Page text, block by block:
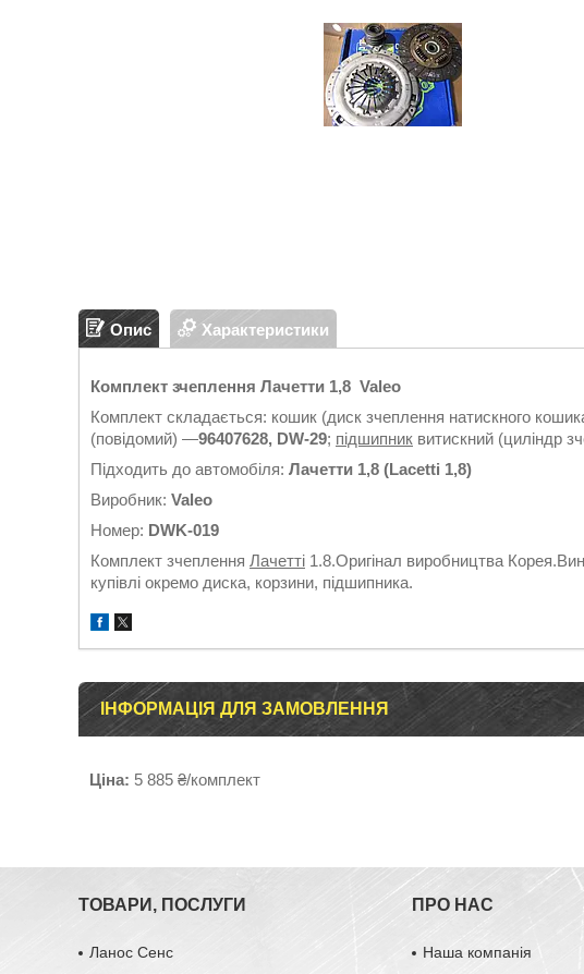
Опис Характеристики
Комплект зчеплення Лачетти 1,8 Valeo
Комплект складається: кошик (диск зчеплення натискного
(повідомий) —96407628, DW-29; підшипник витискний (циліндр
Підходить до автомобіля: Лачетти 1,8 (Lacetti 1,8)
Виробник: Valeo
Номер: DWK-019
Комплект зчеплення Лачетті 1.8.Оригінал виробництва
купівлі окремо диска, корзини, підшипника.
ІНФОРМАЦІЯ ДЛЯ ЗАМОВЛЕННЯ
Ціна: 5 885 ₴/комплект
ТОВАРИ, ПОСЛУГИ
Ланос Сенс
ПРО НАС
Наша компанія